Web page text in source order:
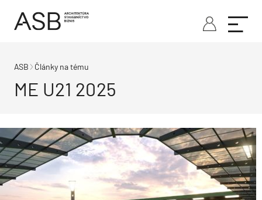
ASB Články na tému
ME U21 2025